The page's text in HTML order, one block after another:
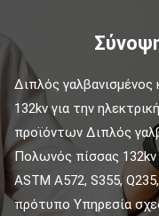
Διπλός
132kv για την
προϊόντων Διπλός
Πολωνός πίσσας 132kv
ASTM A572, S355,
πρότυπο Υπηρεσία